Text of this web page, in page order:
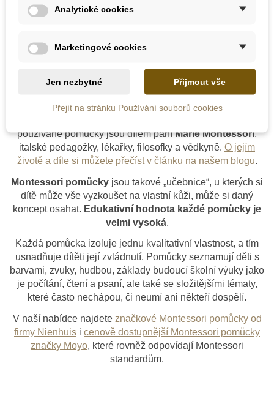
Montessori pomůcky
Montessori pomůcky
pro výuku barev
Moyo Montessori
Nienhuis Montessori
Zobrazit další
Není zde žádné zboží.
používané pomůcky jsou dílem paníMarie Montessori,
italské pedagožky, lékařky, filosofky a vědkyně. O jejím
životě a díle si můžete přečíst v článku na našem blogu.
Montessori pomůcky jsou takové „učebnice“, u kterých si
dítě může vše vyzkoušet na vlastní kůži, může si daný
koncept osahat. Edukativní hodnota každé pomůcky je
velmi vysoká.
Každá pomůcka izoluje jednu kvalitativní vlastnost, a tím
usnadňuje dítěti její zvládnutí. Pomůcky seznamují děti s
barvami, zvuky, hudbou, základy budoucí školní výuky jako
je počítání, čtení a psaní, ale také se složitějšími tématy,
které často nechápou, či neumí ani někteří dospělí.
V naší nabídce najdete značkové Montessori pomůcky od
firmy Nienhuis i cenově dostupnější Montessori pomůcky
značky Moyo, které rovněž odpovídají Montessori
standardům.
Analytické cookies
Marketingové cookies
Jen nezbytné Přijmout vše
Přejít na stránku Používání souborů cookies